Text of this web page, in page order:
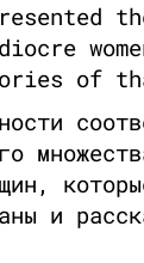
of
и